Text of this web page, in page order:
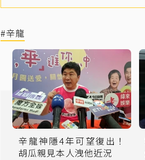
#辛龍
辛龍神隱4年可望復出！
胡瓜親見本人洩他近況